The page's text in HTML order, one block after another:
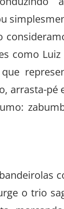
como
arrasta-
o trio